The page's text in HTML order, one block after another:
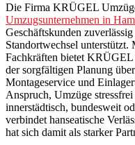
Die Firma KRÜGEL
Umzugsunternehmen in
Geschäftskunden
Standortwechsel unterstützt.
Fachkräften bietet
der sorgfältigen Planung
Montageservice und
Anspruch, Umzüge
innerstädtisch, bundesweit
verbindet hanseatische
hat sich damit als starker